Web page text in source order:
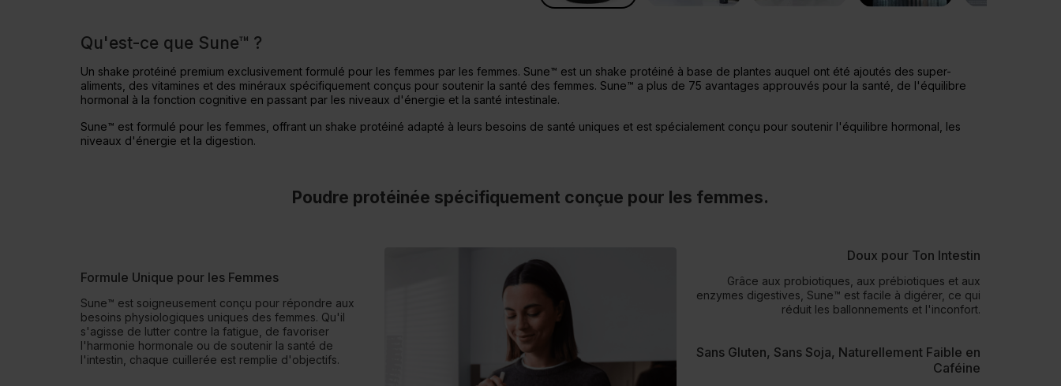
Qu'est-ce que Sune™ ?
Un shake protéiné premium exclusivement formulé pour les femmes par les femmes. Sune™ est un shake protéiné à base de plantes auquel ont été ajoutés des super-
aliments, des vitamines et des minéraux spécifiquement conçus pour soutenir la santé des femmes. Sune™ a plus de 75 avantages approuvés pour la santé, de l'équilibre
hormonal à la fonction cognitive en passant par les niveaux d'énergie et la santé intestinale.
Sune™ est formulé pour les femmes, offrant un shake protéiné adapté à leurs besoins de santé uniques et est spécialement conçu pour soutenir l'équilibre hormonal, les
niveaux d'énergie et la digestion.
Poudre protéinée spécifiquement conçue pour les femmes.
Formule Unique pour les Femmes
Sune™ est soigneusement conçu pour répondre aux
besoins physiologiques uniques des femmes. Qu'il
s'agisse de lutter contre la fatigue, de favoriser
l'harmonie hormonale ou de soutenir la santé de
l'intestin, chaque cuillerée est remplie d'objectifs.
Doux pour Ton Intestin
Grâce aux probiotiques, aux prébiotiques et aux
enzymes digestives, Sune™ est facile à digérer, ce qui
réduit les ballonnements et l'inconfort.
Sans Gluten, Sans Soja, Naturellement Faible en
Caféine